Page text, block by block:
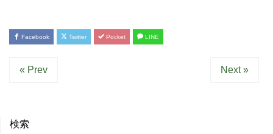
Facebook Twitter Pocket LINE
« Prev Next »
検索